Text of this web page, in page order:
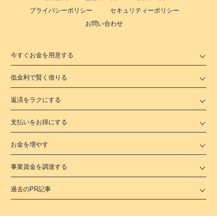
プライバシーポリシー
セキュリティーポリシー
お問い合わせ
今すぐお金を用意する
低金利で賢く借りる
返済をラクにする
支払いをお得にする
お金を増やす
事業資金を調達する
過去のPR記事